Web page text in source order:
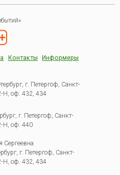
Контакты Информеры
г. Петергоф, Санкт-
Н, оф. 432, 434
г. Петергоф, Санкт-
Н, оф. 440
Сергеевна
г. Петергоф, Санкт-
Н, оф. 432, 434